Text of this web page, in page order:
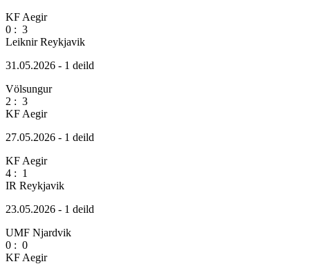
KF Aegir
0 : 3
Leiknir Reykjavik
31.05.2026 - 1 deild
Völsungur
2 : 3
KF Aegir
27.05.2026 - 1 deild
KF Aegir
4 : 1
IR Reykjavik
23.05.2026 - 1 deild
UMF Njardvik
0 : 0
KF Aegir